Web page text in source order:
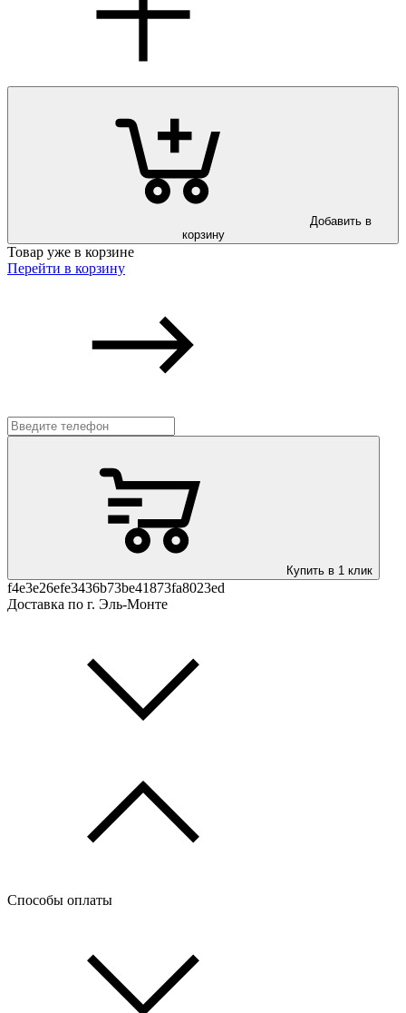
корзину
Товар уже в корзине
Перейти в корзину
Купить в 1 клик
f4e3e26efe3436b73be41873fa8023ed
Доставка по г. Эль-Монте
Способы оплаты